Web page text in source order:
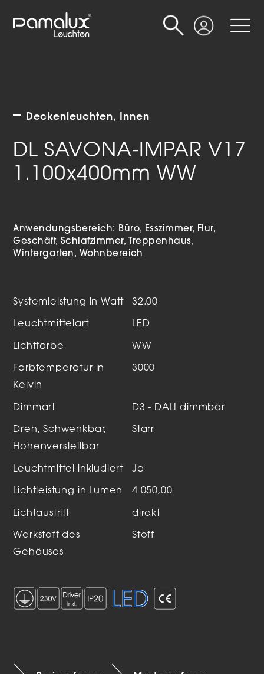
Login
Suche
Deckenleuchten Innen
DL SAVONA-IMPAR V17
1.100x400mm WW
Anwendungsbereich: Büro Esszimmer
Flur
Geschäft Schlafzimmer
Treppenhaus
Wintergarten
Wohnbereich
Systemleistung in Watt 32.00
Leuchtmittelart LED
Lichtfarbe WW
Farbtemperatur in
Kelvin
3000
Dimmart D3 - DALI dimmbar
Dreh, Schwenkbar,
Hohenverstellbar
Starr
Leuchtmittel inkludiert Ja
Lichtleistung in Lumen 4 050,00
Lichtaustritt direkt
Werkstoff des
Gehäuses
Stoff